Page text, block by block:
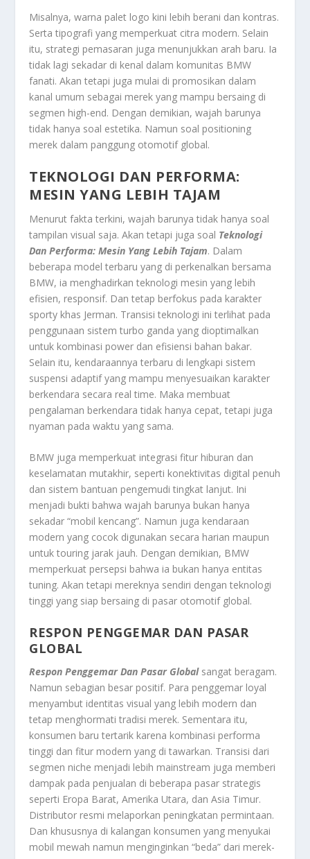
Misalnya, warna palet logo kini lebih berani dan kontras.
Serta tipografi yang memperkuat citra modern. Selain
itu, strategi pemasaran juga menunjukkan arah baru. Ia
tidak lagi sekadar di kenal dalam komunitas BMW
fanati. Akan tetapi juga mulai di promosikan dalam
kanal umum sebagai merek yang mampu bersaing di
segmen high-end. Dengan demikian, wajah barunya
tidak hanya soal estetika. Namun soal positioning
merek dalam panggung otomotif global.
TEKNOLOGI DAN PERFORMA:
MESIN YANG LEBIH TAJAM
Menurut fakta terkini, wajah barunya tidak hanya soal
tampilan visual saja. Akan tetapi juga soal Teknologi
Dan Performa: Mesin Yang Lebih Tajam. Dalam
beberapa model terbaru yang di perkenalkan bersama
BMW, ia menghadirkan teknologi mesin yang lebih
efisien, responsif. Dan tetap berfokus pada karakter
sporty khas Jerman. Transisi teknologi ini terlihat pada
penggunaan sistem turbo ganda yang dioptimalkan
untuk kombinasi power dan efisiensi bahan bakar.
Selain itu, kendaraannya terbaru di lengkapi sistem
suspensi adaptif yang mampu menyesuaikan karakter
berkendara secara real time. Maka membuat
pengalaman berkendara tidak hanya cepat, tetapi juga
nyaman pada waktu yang sama.
BMW juga memperkuat integrasi fitur hiburan dan
keselamatan mutakhir, seperti konektivitas digital penuh
dan sistem bantuan pengemudi tingkat lanjut. Ini
menjadi bukti bahwa wajah barunya bukan hanya
sekadar “mobil kencang”. Namun juga kendaraan
modern yang cocok digunakan secara harian maupun
untuk touring jarak jauh. Dengan demikian, BMW
memperkuat persepsi bahwa ia bukan hanya entitas
tuning. Akan tetapi mereknya sendiri dengan teknologi
tinggi yang siap bersaing di pasar otomotif global.
RESPON PENGGEMAR DAN PASAR
GLOBAL
Respon Penggemar Dan Pasar Globalsangat beragam.
Namun sebagian besar positif. Para penggemar loyal
menyambut identitas visual yang lebih modern dan
tetap menghormati tradisi merek. Sementara itu,
konsumen baru tertarik karena kombinasi performa
tinggi dan fitur modern yang di tawarkan. Transisi dari
segmen niche menjadi lebih mainstream juga memberi
dampak pada penjualan di beberapa pasar strategis
seperti Eropa Barat, Amerika Utara, dan Asia Timur.
Distributor resmi melaporkan peningkatan permintaan.
Dan khususnya di kalangan konsumen yang menyukai
mobil mewah namun menginginkan “beda” dari merek-